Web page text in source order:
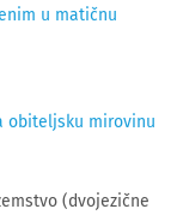
u matičnu
obiteljsku mirovinu
(dvojezične